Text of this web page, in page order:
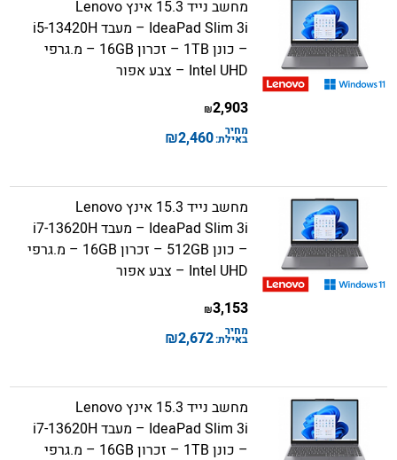
מחשב נייד 15.3 אינץ Lenovo
IdeaPad Slim 3i – מעבד i5-13420H
– כונן 1TB – זכרון 16GB – מ.גרפי
Intel UHD – צבע אפור
2,903
₪
מחיר
באילת:2,460
₪
מחשב נייד 15.3 אינץ Lenovo
IdeaPad Slim 3i – מעבד i7-13620H
– כונן 512GB – זכרון 16GB – מ.גרפי
Intel UHD – צבע אפור
3,153
₪
מחיר
באילת:2,672
₪
מחשב נייד 15.3 אינץ Lenovo
IdeaPad Slim 3i – מעבד i7-13620H
– כונן 1TB – זכרון 16GB – מ.גרפי